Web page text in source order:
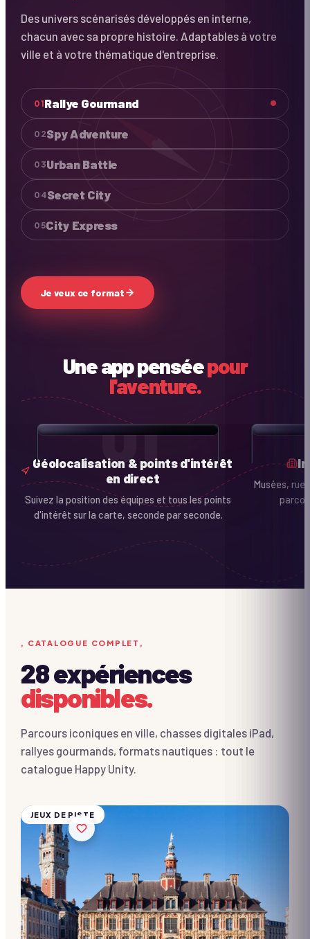
Des univers scénarisés développés en interne,
chacun avec sa propre histoire. Adaptables à votre
ville et à votre thématique d'entreprise.
01Rallye Gourmand
02Spy Adventure
03Urban Battle
04Secret City
05City Express
Je veux ce format
Une app penséepour
l'aventure.
01
Géolocalisation & points d'intérêt
en direct
Suivez la position des équipes et tous les points
d'intérêt sur la carte, seconde par seconde.
Musées,
, CATALOGUE COMPLET,
28expériences
disponibles.
Parcours iconiques en ville, chasses digitales iPad,
rallyes gourmands, formats nautiques : tout le
catalogue Happy Unity.
JEUX DE PISTE
Chasse
au trésor
- Centre
ville de
Lille
10 → 2 000
Chasse
au trésor
-
Château
de
Chantilly
10 → 2 000